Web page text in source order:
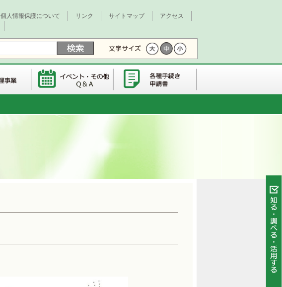
個人情報保護について リンク サイトマップ
アクセス